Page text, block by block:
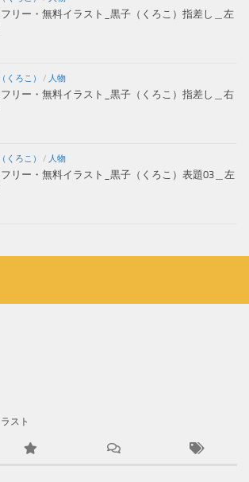
リー・無料イラスト_黒子（くろこ）指差し＿左
くろこ） / 人物
リー・無料イラスト_黒子（くろこ）指差し＿右
くろこ） / 人物
リー・無料イラスト_黒子（くろこ）表題03＿左
スト